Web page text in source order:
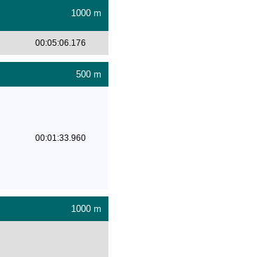
1000 m
00:05:06.176
500 m
00:01:33.960
1000 m